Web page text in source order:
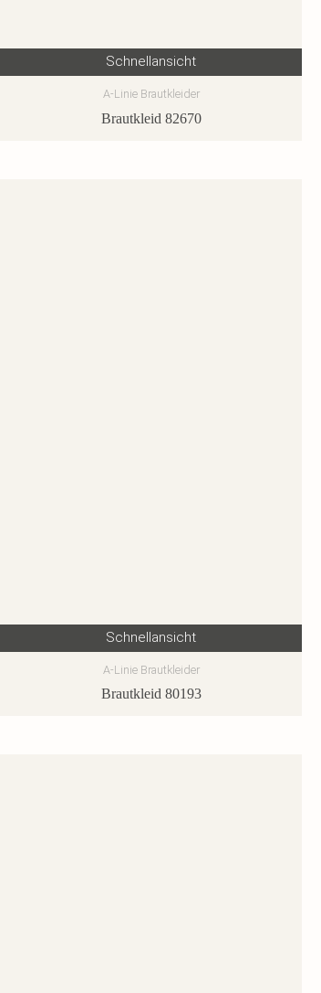
Schnellansicht
A-Linie Brautkleider
Brautkleid 82670
Schnellansicht
A-Linie Brautkleider
Brautkleid 80193